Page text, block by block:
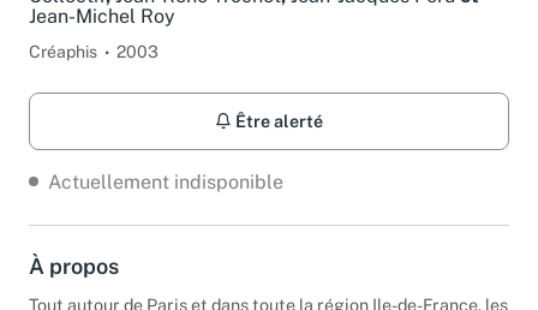
Collectif,Jean-René Trochet , Jean-Jacques Peru
Jean-Michel Roy
Actuellement indisponible
À propos